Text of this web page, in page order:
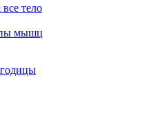
тело
мышц